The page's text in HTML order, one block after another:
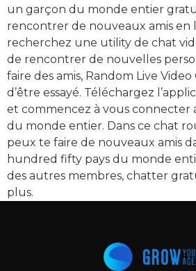
un garçon du monde entier
rencontrer de nouveaux amis en
recherchez une utility de chat
de rencontrer de nouvelles
faire des amis, Random Live
d’être essayé. Téléchargez
et commencez à vous connecter
du monde entier. Dans ce chat
peux te faire de nouveaux amis
hundred fifty pays du monde
des autres membres, chatter
plus.